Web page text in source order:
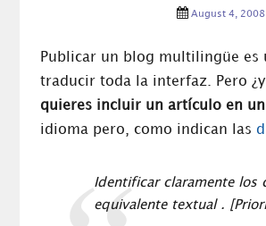
August 4, 2008
Publicar un blog multilingüe es
traducir toda la interfaz. Pero
quieres incluir un artículo en
idioma pero, como indican las
Identificar claramente los
equivalente textual .